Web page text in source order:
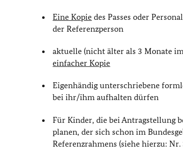
Eine Kopie des Passes oder
der Referenzperson
aktuelle (nicht älter als 3 Monate
einfacher Kopie
Eigenhändig unterschriebene
bei ihr/ihm aufhalten dürfen
Für Kinder, die bei Antragstellung
planen, der sich schon im
Referenzrahmens (siehe hierzu: